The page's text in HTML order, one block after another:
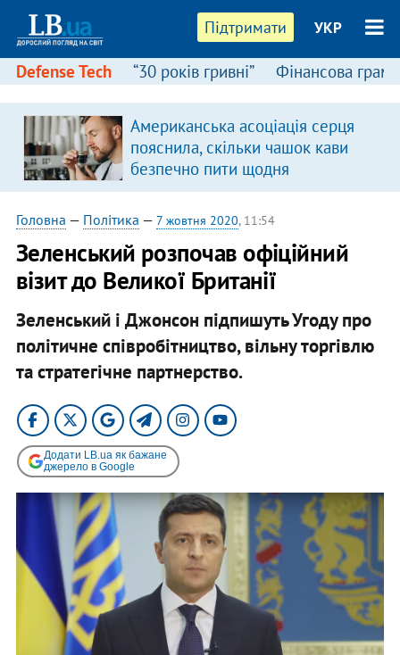
Підтримати УКР
Defense Tech “30 років гривні” Фінансова
Американська асоціація серця
пояснила, скільки чашок кави
безпечно пити щодня
Головна — Політика — 7 жовтня 2020, 11:54
Зеленський розпочав офіційний
візит до Великої Британії
Зеленський і Джонсон підпишуть Угоду про
політичне співробітництво, вільну торгівлю
та стратегічне партнерство.
Додати LB.ua як бажане
джерело в Google